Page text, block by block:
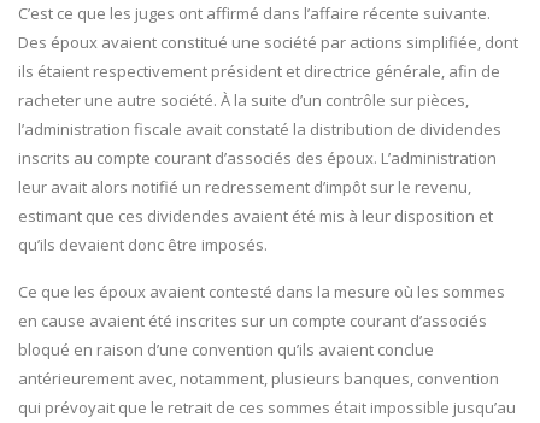
C’est ce que les juges ont affirmé dans l’affaire récente suivante.
Des époux avaient constitué une société par actions simplifiée, dont
ils étaient respectivement président et directrice générale, afin de
racheter une autre société. À la suite d’un contrôle sur pièces,
l’administration fiscale avait constaté la distribution de dividendes
inscrits au compte courant d’associés des époux. L’administration
leur avait alors notifié un redressement d’impôt sur le revenu,
estimant que ces dividendes avaient été mis à leur disposition et
qu’ils devaient donc être imposés.
Ce que les époux avaient contesté dans la mesure où les sommes
en cause avaient été inscrites sur un compte courant d’associés
bloqué en raison d’une convention qu’ils avaient conclue
antérieurement avec, notamment, plusieurs banques, convention
qui prévoyait que le retrait de ces sommes était impossible jusqu’au